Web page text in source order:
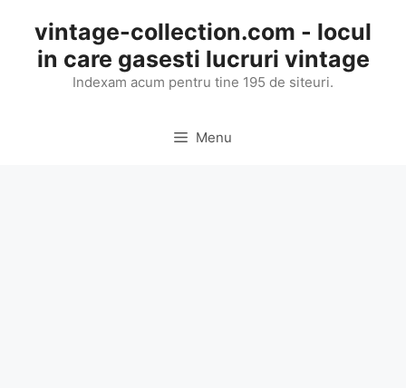
content
vintage-collection.com - locul
in care gasesti lucruri vintage
Indexam acum pentru tine 195 de siteuri.
Menu